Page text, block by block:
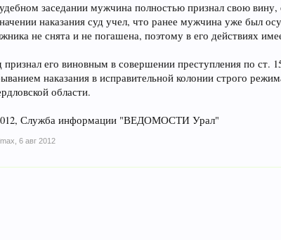
заседании мужчина полностью признал свою
наказания суд учел, что ранее мужчина уже был
не снята и не погашена, поэтому в его действиях
признал его виновным в совершении преступления по ст.
наказания в исправительной колонии строго
области.
Служба информации "ВЕДОМОСТИ Урал"
6 авг 2012